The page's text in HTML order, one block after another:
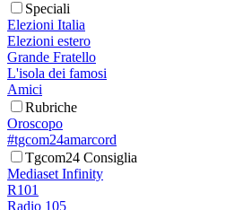
Speciali
Elezioni Italia
Elezioni estero
Grande Fratello
L'isola dei famosi
Amici
Rubriche
Oroscopo
#tgcom24amarcord
Tgcom24 Consiglia
Mediaset Infinity
R101
Radio 105